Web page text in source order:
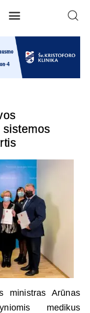
ministras Arūnas
medikus